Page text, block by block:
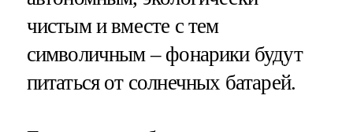
чистым и вместе с тем
символичным – фонарики будут
питаться от солнечных батарей.